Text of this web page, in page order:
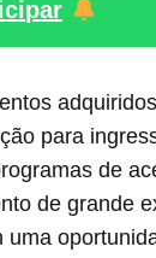
para
de
de grande